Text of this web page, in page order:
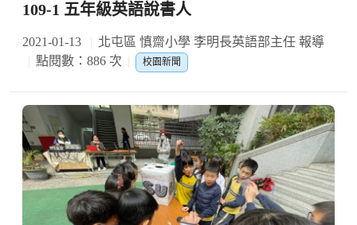
109-1 五年級英語說書人
2021-01-13
北屯區 慎齋小學 李明長英語部主任 報導
點閱數：886 次
校園新聞